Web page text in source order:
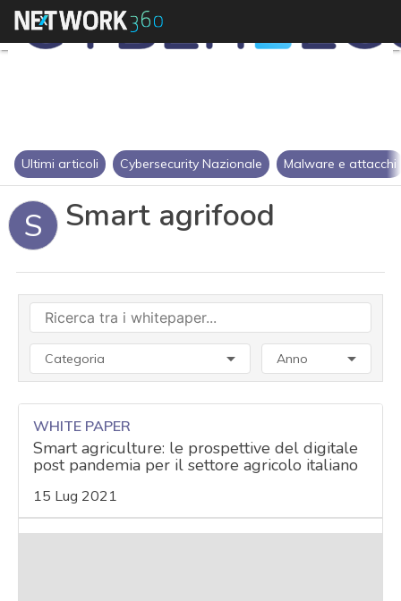
Ultimi articoli Cybersecurity Nazionale Malware e attacchi
S Smart agrifood
Categoria Anno
WHITE PAPER
Smart agriculture: le prospettive del digitale
post pandemia per il settore agricolo italiano
15 Lug 2021